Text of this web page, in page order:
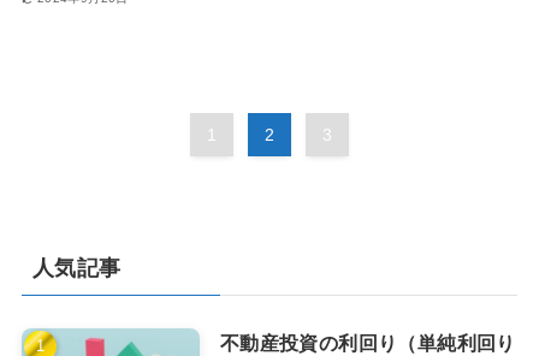
1 2 3
人気記事
不動産投資の利回り（単純利回り